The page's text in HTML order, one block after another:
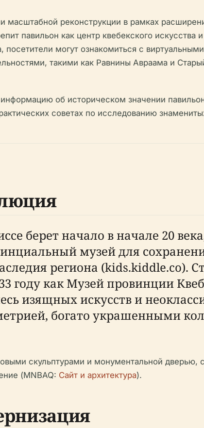
масштабной реконструкции в рамках
павильон как центр квебекского искусства
могут ознакомиться с
такими как Равнины Авраама и
об историческом значении
советах по исследованию
берет начало в начале 20
музей для
региона (kids.kiddle.co).
году как Музей провинции
изящных искусств и
богато украшенными
скульптурами и монументальной
(MNBAQ: Сайт и архитектура).